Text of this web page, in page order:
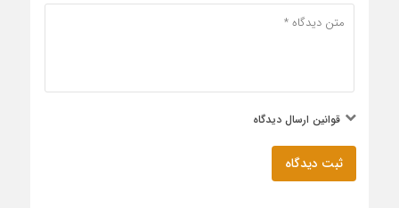
قوانین ارسال دیدگاه
ثبت دیدگاه